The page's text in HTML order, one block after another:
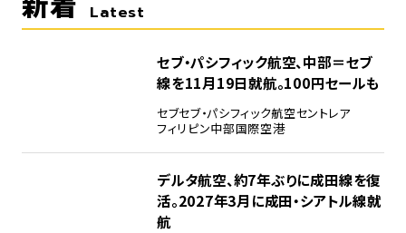
Latest
セブ・パシフィック航空、中部＝セブ
線を11月19日就航。100円セールも
セブセブ・パシフィック航空セントレア
フィリピン中部国際空港
デルタ航空、約7年ぶりに成田線を復
活。2027年3月に成田・シアトル線就
航